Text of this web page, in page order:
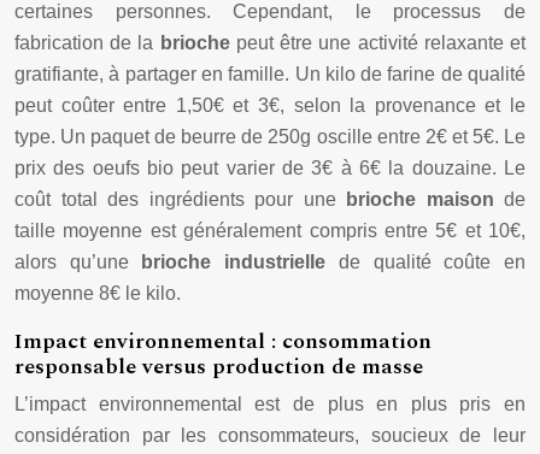
certaines personnes. Cependant, le processus de
fabrication de la brioche peut être une activité relaxante et
gratifiante, à partager en famille. Un kilo de farine de qualité
peut coûter entre 1,50€ et 3€, selon la provenance et le
type. Un paquet de beurre de 250g oscille entre 2€ et 5€. Le
prix des oeufs bio peut varier de 3€ à 6€ la douzaine. Le
coût total des ingrédients pour une
brioche maison de
taille moyenne est généralement compris entre 5€ et 10€,
alors qu’une
brioche industrielle de qualité coûte en
moyenne 8€ le kilo.
Impact environnemental : consommation
responsable versus production de masse
L’impact environnemental est de plus en plus pris en
considération par les consommateurs, soucieux de leur